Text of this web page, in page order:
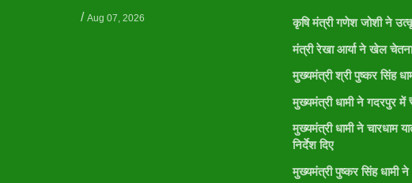
/ Aug 07, 2026
कृषि मंत्री गणेश जोशी ने
मंत्री रेखा आर्या ने खेल
मुख्यमंत्री श्री पुष्कर सिंह
मुख्यमंत्री धामी ने गदरपुर में
मुख्यमंत्री धामी ने चारधाम
निर्देश दिए
मुख्यमंत्री पुष्कर सिंह धामी